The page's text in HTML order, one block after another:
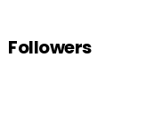
Followers